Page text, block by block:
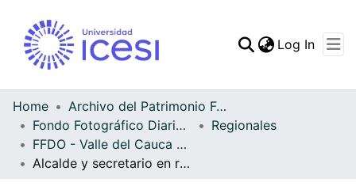
Statistics
Log In
Home
Archivo del Patrimonio Fotográfico y Fílmico del Valle del Cauca
Fondo Fotográfico Diario Occidente
Regionales
FFDO - Valle del Cauca - Patrimonial
Alcalde y secretario en reconstrucción del puente